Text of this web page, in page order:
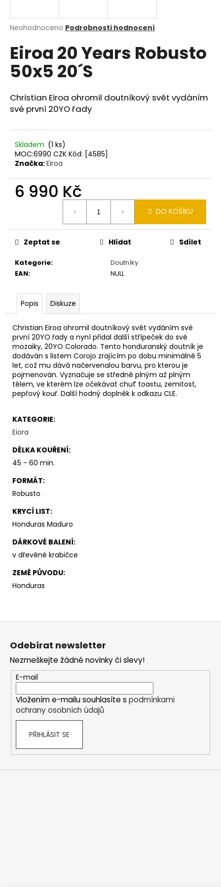
Průměrné
produktu
je
0,0
z
hvězdiček.
Neohodnoceno Podrobnosti hodnocení
Eiroa 20 Years Robusto
50x5 20´S
Christian Eiroa ohromil doutníkový svět vydáním
své první 20YO řady
Skladem (1 ks)
MOC:6990 CZK Kód: [4585]
Značka:Eiroa
6 990 Kč
DO KOŠÍKU
Kategorie:
Doutníky
EAN: NULL
Zeptat se Hlídat Sdílet
Popis Diskuze
Christian Eiroa ohromil doutníkový svět vydáním své
první 20YO řady a nyní přidal další střípeček do své
mozaiky, 20YO Colorado. Tento honduranský doutník je
dodáván s listem Corojo zrajícím po dobu minimálně 5
let, což mu dává načervenalou barvu, pro kterou je
pojmenován. Vyznačuje se středně plným až plným
tělem, ve kterém lze očekávat chuť toastu, zemitost,
pepřový kouř. Další hodný doplněk k odkazu CLE.
KATEGORIE:
Eiora
DÉLKA KOUŘENÍ:
45 - 60 min.
FORMÁT:
Robusto
KRYCÍ LIST:
Honduras Maduro
DÁRKOVÉ BALENÍ:
v dřevěné krabičce
ZEMĚ PŮVODU:
Honduras
j
t
?
HLEDAT
D
o
p
o
u
m
e
DAVIDOFF
MINI
CIGARILLOS
ESCURIO
20
´S
TT
´R
540
Kč
Z
Odebírat newsletter
Nezmeškejte žádné novinky či slevy!
E-mail
Vložením e-mailu souhlasíte s podmínkami
ochrany osobních údajů
PŘIHLÁSIT SE